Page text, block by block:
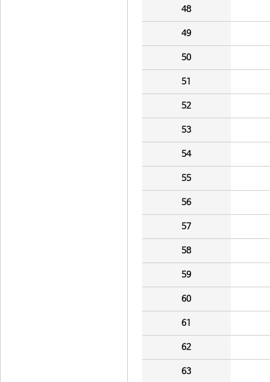
48
49
50
51
52
53
54
55
56
57
58
59
60
61
62
63